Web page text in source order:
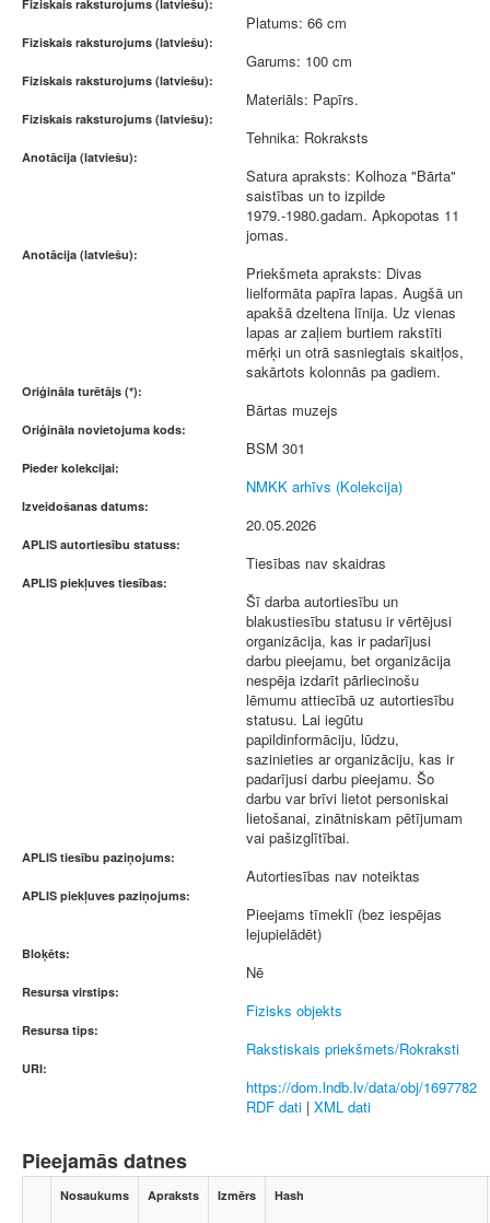
Fiziskais raksturojums (latviešu):
Platums: 66 cm
Fiziskais raksturojums (latviešu):
Garums: 100 cm
Fiziskais raksturojums (latviešu):
Materiāls: Papīrs.
Fiziskais raksturojums (latviešu):
Tehnika: Rokraksts
Anotācija (latviešu):
Satura apraksts: Kolhoza "Bārta"
saistības un to izpilde
1979.-1980.gadam. Apkopotas 11
jomas.
Anotācija (latviešu):
Priekšmeta apraksts: Divas
lielformāta papīra lapas. Augšā un
apakšā dzeltena līnija. Uz vienas
lapas ar zaļiem burtiem rakstīti
mērķi un otrā sasniegtais skaitļos,
sakārtots kolonnās pa gadiem.
Oriģināla turētājs (*):
Bārtas muzejs
Oriģināla novietojuma kods:
BSM 301
Pieder kolekcijai:
NMKK arhīvs (Kolekcija)
Izveidošanas datums:
20.05.2026
APLIS autortiesību statuss:
Tiesības nav skaidras
APLIS piekļuves tiesības:
Šī darba autortiesību un
blakustiesību statusu ir vērtējusi
organizācija, kas ir padarījusi
darbu pieejamu, bet organizācija
nespēja izdarīt pārliecinošu
lēmumu attiecībā uz autortiesību
statusu. Lai iegūtu
papildinformāciju, lūdzu,
sazinieties ar organizāciju, kas ir
padarījusi darbu pieejamu. Šo
darbu var brīvi lietot personiskai
lietošanai, zinātniskam pētījumam
vai pašizglītībai.
APLIS tiesību paziņojums:
Autortiesības nav noteiktas
APLIS piekļuves paziņojums:
Pieejams tīmeklī (bez iespējas
lejupielādēt)
Bloķēts:
Nē
Resursa virstips:
Fizisks objekts
Resursa tips:
Rakstiskais priekšmets/Rokraksti
URI:
https://dom.lndb.lv/data/obj/1697782
RDF dati | XML dati
Pieejamās datnes
Nosaukums Apraksts Izmērs Hash